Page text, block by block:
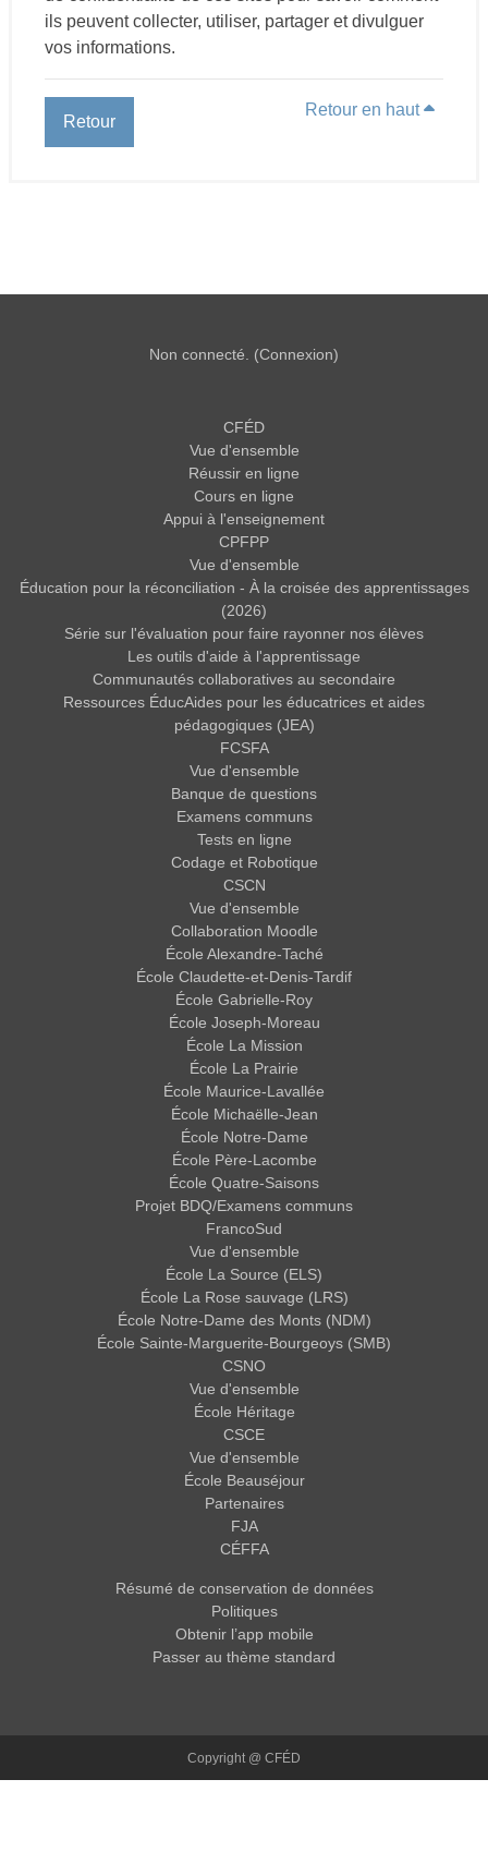
ils peuvent collecter, utiliser, partager et divulguer
vos informations.
Retour
Retour en haut
Non connecté. (Connexion)
CFÉD
Vue d'ensemble
Réussir en ligne
Cours en ligne
Appui à l'enseignement
CPFPP
Vue d'ensemble
Éducation pour la réconciliation - À la croisée des apprentissages
(2026)
Série sur l'évaluation pour faire rayonner nos élèves
Les outils d'aide à l'apprentissage
Communautés collaboratives au secondaire
Ressources ÉducAides pour les éducatrices et aides
pédagogiques (JEA)
FCSFA
Vue d'ensemble
Banque de questions
Examens communs
Tests en ligne
Codage et Robotique
CSCN
Vue d'ensemble
Collaboration Moodle
École Alexandre-Taché
École Claudette-et-Denis-Tardif
École Gabrielle-Roy
École Joseph-Moreau
École La Mission
École La Prairie
École Maurice-Lavallée
École Michaëlle-Jean
École Notre-Dame
École Père-Lacombe
École Quatre-Saisons
Projet BDQ/Examens communs
FrancoSud
Vue d'ensemble
École La Source (ELS)
École La Rose sauvage (LRS)
École Notre-Dame des Monts (NDM)
École Sainte-Marguerite-Bourgeoys (SMB)
CSNO
Vue d'ensemble
École Héritage
CSCE
Vue d'ensemble
École Beauséjour
Partenaires
FJA
CÉFFA
Résumé de conservation de données
Politiques
Obtenir l’app mobile
Passer au thème standard
Copyright @ CFÉD